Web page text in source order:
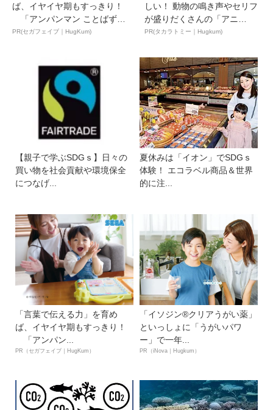
ば、イヤイヤ期もすっきり！
「アンパンマン ことばずか
ん...
PR(セガフェイブ｜HugKum)
しい！ 動物の鳴き声やセリフ
が盛りだくさんの「アニ
ア ...
PR(タカラトミー｜Hugkum)
【親子で学ぶSDGｓ】日々の
買い物を社会貢献や環境保全
につなげ...
夏休みは「イオン」でSDGｓ
体験！ エコラベル商品＆世界
的に注...
「言葉で伝える力」を育め
ば、イヤイヤ期もすっきり！
「アンパン...
PR（セガフェイブ｜HugKum）
「イソジン®クリアうがい薬」
といっしょに「うがいパワ
ー」で一年...
PR（iNova｜Hugkum）